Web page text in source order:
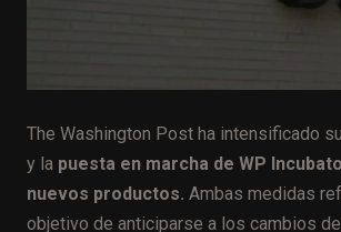
The Washington Post ha intensificado
y la puesta en marcha de WP
nuevos productos. Ambas medidas
objetivo de anticiparse a los cambios